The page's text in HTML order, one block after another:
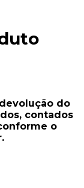
do
contados
o